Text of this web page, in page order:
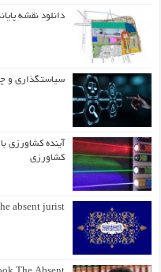
دانلود نقشه
سیاستگذاری و
آینده کشاورزی
کشاورزی
absent jurist